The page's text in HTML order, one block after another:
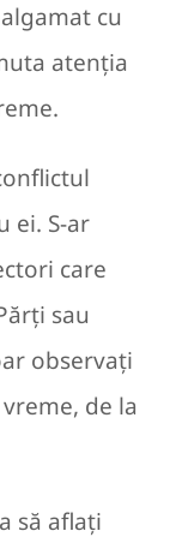
cu
atenția
ei. S-ar
care
sau
observați
de la
să aflați